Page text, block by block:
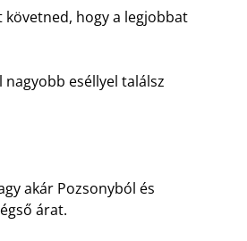
hogy a legjobbat
eséllyel találsz
akár Pozsonyból és
árat.